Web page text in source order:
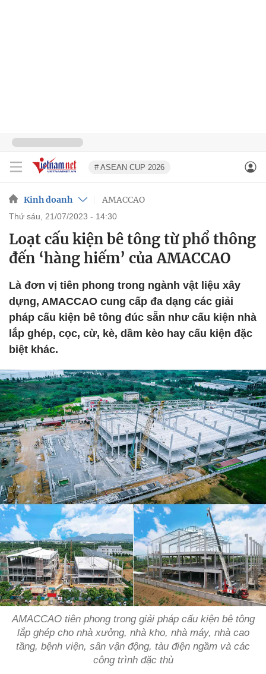
# ASEAN CUP 2026
Kinh doanh AMACCAO
thứ sáu, 21/07/2023 - 14:30
Loạt cấu kiện bê tông từ phổ thông
đến ‘hàng hiếm’ của AMACCAO
Là đơn vị tiên phong trong ngành vật liệu xây
dựng, AMACCAO cung cấp đa dạng các giải
pháp cấu kiện bê tông đúc sẵn như cấu kiện nhà
lắp ghép, cọc, cừ, kè, dầm kèo hay cấu kiện đặc
biệt khác.
AMACCAO tiên phong trong giải pháp cấu kiện bê tông
lắp ghép cho nhà xưởng, nhà kho, nhà máy, nhà cao
tầng, bệnh viện, sân vận động, tàu điện ngầm và các
công trình đặc thù